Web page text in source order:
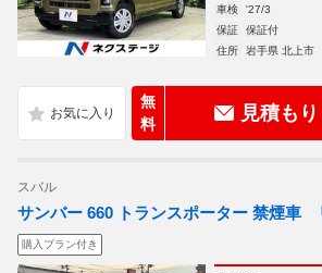
車検
'27/3
保証
保証付
住所
岩手県 北上市
無
料
見積も
スバル
サンバー 660 トランスポーター 禁煙車
購入プラン付き